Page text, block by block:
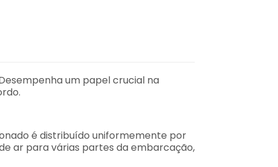
um papel crucial na
é distribuído uniformemente por
ar para várias partes da embarcação,